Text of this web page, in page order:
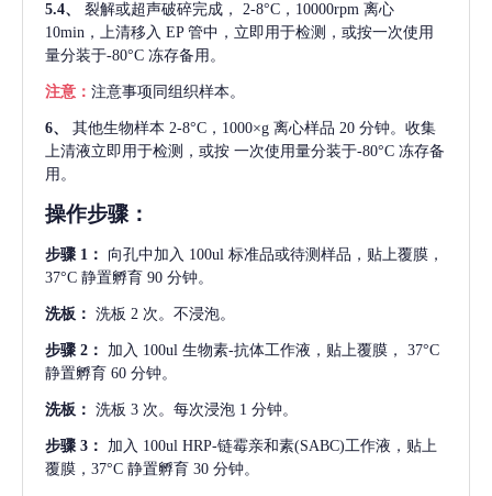
5.4、 裂解或超声破碎完成，
2-8°C，10000rpm 离心
10min，上清移入 EP 管中，立即用于检测，或按一次使用
量分装于-80°C 冻存备用。
注意： 注意事项同组织样本。
6、 其他生物样本 2-8°C，1000×g 离心样品 20 分钟。收集
上清液立即用于检测，或按 一次使用量分装于-80°C 冻存备
用。
操作步骤：
步骤 1： 向孔中加入 100ul 标准品或待测样品，贴上覆膜，
37°C 静置孵育 90 分钟。
洗板： 洗板 2 次。不浸泡。
步骤 2： 加入 100ul 生物素-抗体工作液，贴上覆膜， 37°C
静置孵育 60 分钟。
洗板： 洗板 3 次。每次浸泡 1 分钟。
步骤 3： 加入 100ul HRP-链霉亲和素(SABC)工作液，贴上
覆膜，37°C 静置孵育 30 分钟。